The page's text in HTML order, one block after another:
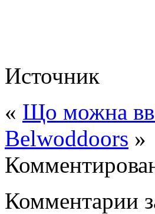
Источник
« Що можна
Belwoddoors »
Комментарии